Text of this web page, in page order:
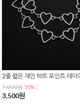
7,000원 50% ↓
3,500원